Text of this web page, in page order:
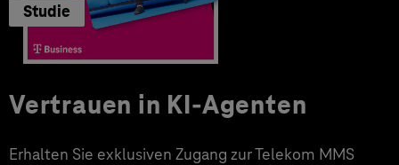
Studie
Vertrauen in KI-Agenten
Erhalten Sie exklusiven Zugang zur Telekom MMS